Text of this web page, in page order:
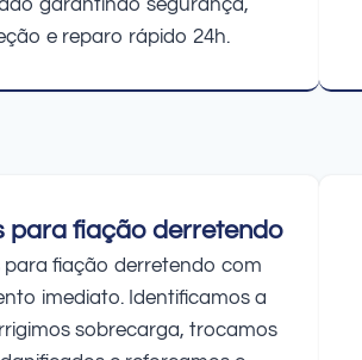
e reparo rápido 24h.
para fiação derretendo
para fiação derretendo com
imediato. Identificamos a
sobrecarga, trocamos